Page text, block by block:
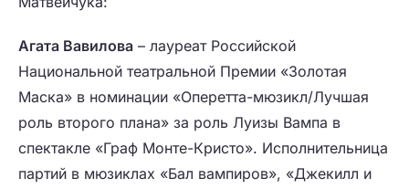
Агата Вавилова – лауреат Российской
Национальной театральной Премии «Золотая
Маска» в номинации «Оперетта-мюзикл/Лучшая
роль второго плана» за роль Луизы Вампа в
спектакле «Граф Монте-Кристо». Исполнительница
партий в мюзиклах «Бал вампиров», «Джекилл и